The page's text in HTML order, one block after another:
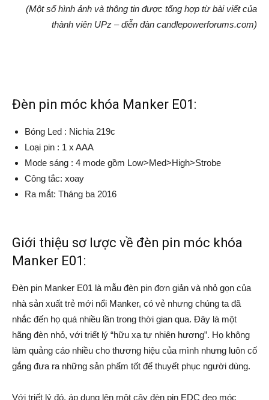
(Một số hình ảnh và thông tin được tổng hợp từ bài viết của
thành viên UPz – diễn đàn candlepowerforums.com)
Đèn pin móc khóa Manker E01:
Bóng Led : Nichia 219c
Loại pin : 1 x AAA
Mode sáng : 4 mode gồm Low>Med>High>Strobe
Công tắc: xoay
Ra mắt: Tháng ba 2016
Giới thiệu sơ lược về đèn pin móc khóa
Manker E01:
Đèn pin Manker E01 là mẫu đèn pin đơn giản và nhỏ gọn của
nhà sản xuất trẻ mới nổi Manker, có vẻ nhưng chúng ta đã
nhắc đến họ quá nhiều lần trong thời gian qua. Đây là một
hãng đèn nhỏ, với triết lý “hữu xạ tự nhiên hương”. Họ không
làm quảng cáo nhiều cho thương hiệu của mình nhưng luôn cố
gắng đưa ra những sản phẩm tốt để thuyết phục người dùng.
Với triết lý đó, áp dụng lên một cây đèn pin EDC đeo móc